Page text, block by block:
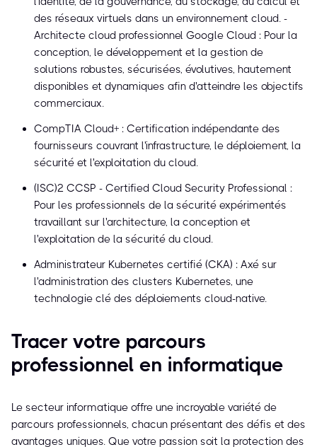
des réseaux virtuels dans un environnement cloud. -
Architecte cloud professionnel Google Cloud : Pour la
conception, le développement et la gestion de
solutions robustes, sécurisées, évolutives, hautement
disponibles et dynamiques afin d'atteindre les objectifs
commerciaux.
CompTIA Cloud+ : Certification indépendante des
fournisseurs couvrant l'infrastructure, le déploiement, la
sécurité et l'exploitation du cloud.
(ISC)² CCSP - Certified Cloud Security Professional :
Pour les professionnels de la sécurité expérimentés
travaillant sur l'architecture, la conception et
l'exploitation de la sécurité du cloud.
Administrateur Kubernetes certifié (CKA) : Axé sur
l'administration des clusters Kubernetes, une
technologie clé des déploiements cloud-native.
Tracer votre parcours
professionnel en informatique
Le secteur informatique offre une incroyable variété de
parcours professionnels, chacun présentant des défis et des
avantages uniques. Que votre passion soit la protection des